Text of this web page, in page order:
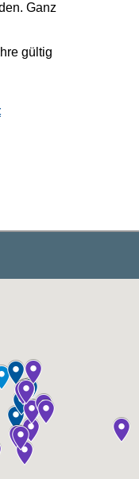
Ganz
gültig